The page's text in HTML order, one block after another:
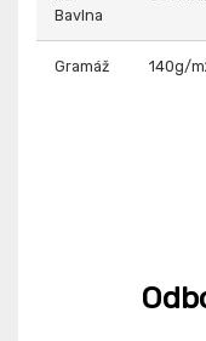
Bavlna
Gramáž 140g/